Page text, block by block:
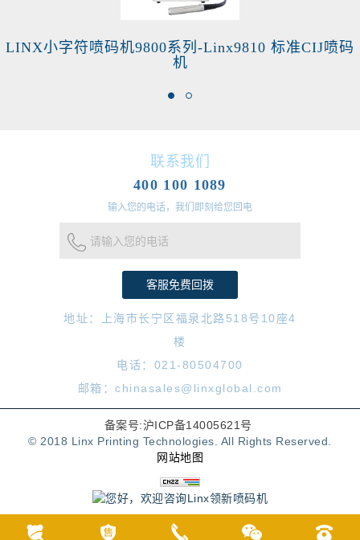
LINX小字符喷码机9800系列-Linx9810 标准CIJ喷码
机
联系我们
400 100 1089
输入您的电话，我们即刻给您回电
请输入您的电话
地址：上海市长宁区福泉北路518号10座4
楼
电话：021-80504700
邮箱：chinasales@linxglobal.com
备案号:沪ICP备14005621号
© 2018 Linx Printing Technologies. All Rights Reserved.
网站地图